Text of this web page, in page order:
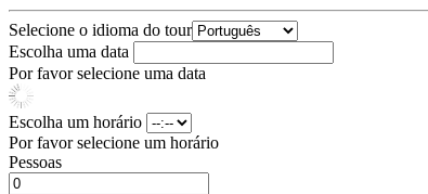
Selecione o idioma do tour
Escolha uma data
Por favor selecione uma data
Escolha um horário
Por favor selecione um horário
Pessoas